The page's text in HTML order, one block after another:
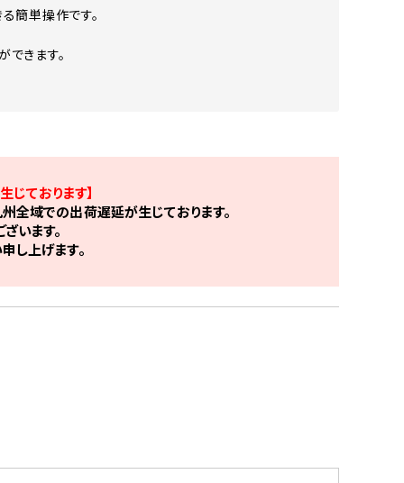
簡単操作です。
きます。
ております】
全域での出荷遅延が生じております。
います。
し上げます。